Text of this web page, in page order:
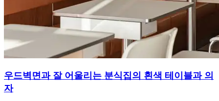
우드벽면과 잘 어울리는 분식집의 흰색 테이블과 의
자